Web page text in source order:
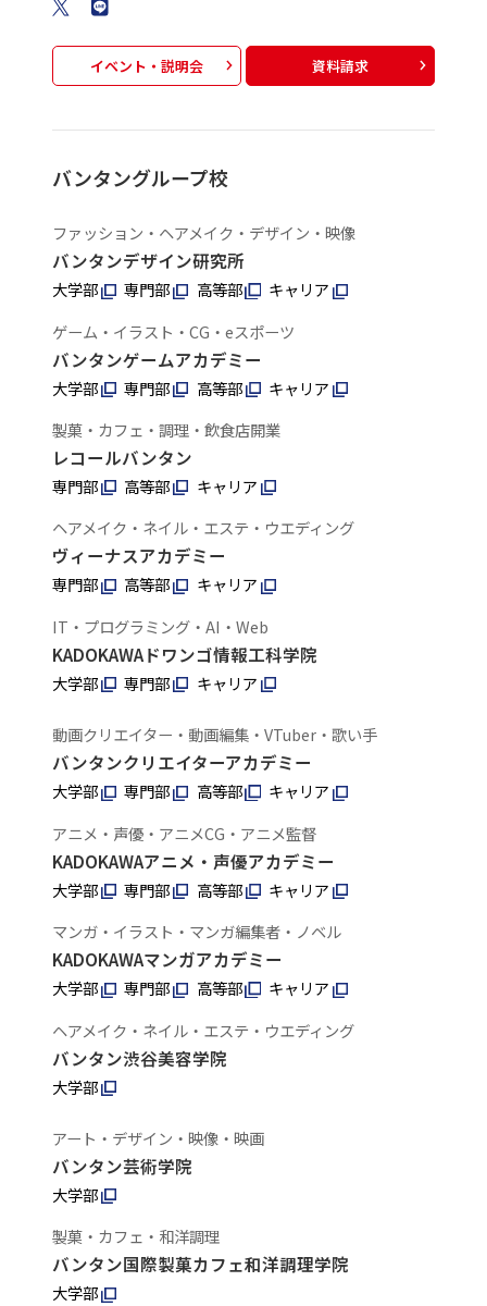
イベント・説明会 資料請求
バンタングループ校
ファッション・ヘアメイク・デザイン・映像
バンタンデザイン研究所
大学部 専門部 高等部
キャリア
ゲーム・イラスト・CG・eスポーツ
バンタンゲームアカデミー
大学部 専門部 高等部
キャリア
製菓・カフェ・調理・飲食店開業
レコールバンタン
専門部 高等部
キャリア
ヘアメイク・ネイル・エステ・ウエディング
ヴィーナスアカデミー
専門部 高等部
キャリア
IT・プログラミング・AI・Web
KADOKAWAドワンゴ情報工科学院
大学部 専門部 キャリア
動画クリエイター・動画編集・VTuber・歌い手
バンタンクリエイターアカデミー
大学部 専門部 高等部
キャリア
アニメ・声優・アニメCG・アニメ監督
KADOKAWAアニメ・声優アカデミー
大学部 専門部 高等部
キャリア
マンガ・イラスト・マンガ編集者・ノベル
KADOKAWAマンガアカデミー
大学部 専門部 高等部
キャリア
ヘアメイク・ネイル・エステ・ウエディング
バンタン渋谷美容学院
大学部
アート・デザイン・映像・映画
バンタン芸術学院
大学部
製菓・カフェ・和洋調理
バンタン国際製菓カフェ和洋調理学院
大学部